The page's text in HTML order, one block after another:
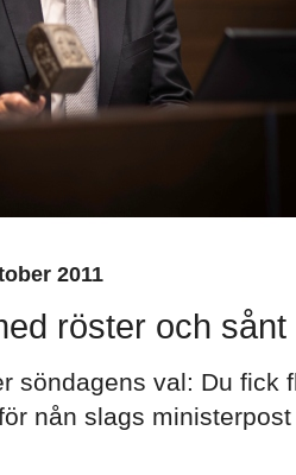
2011
röster och sånt
söndagens val: Du fick
nån slags